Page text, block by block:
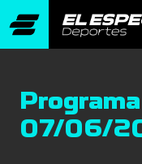
07/06/